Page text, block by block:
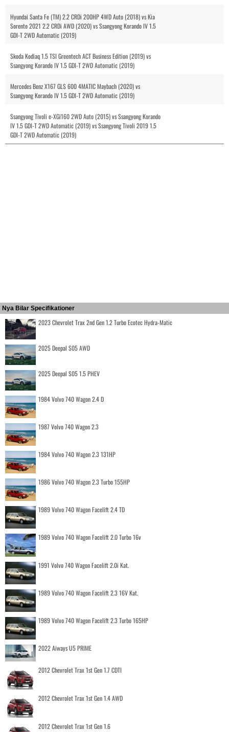
Hyundai Santa Fe (TM) 2.2 CRDi 200HP 4WD Auto (2018) vs Kia
Sorento 2021 2.2 CRDi AWD (2020) vs Ssangyong Korando IV 1.5
GDI-T 2WD Automatic (2019)
Skoda Kodiaq 1.5 TSI Greentech ACT Business Edition (2019) vs
Ssangyong Korando IV 1.5 GDI-T 2WD Automatic (2019)
Mercedes Benz X167 GLS 600 4MATIC Maybach (2020) vs
Ssangyong Korando IV 1.5 GDI-T 2WD Automatic (2019)
Ssangyong Tivoli e-XGi160 2WD Auto (2015) vs Ssangyong Korando
IV 1.5 GDI-T 2WD Automatic (2019) vs Ssangyong Tivoli 2019 1.5
GDI-T 2WD Automatic (2019)
Nya Bilar Specifikationer
2023 Chevrolet Trax 2nd Gen 1.2 Turbo Ecotec Hydra-Matic
2025 Deepal S05 AWD
2025 Deepal S05 1.5 PHEV
1984 Volvo 740 Wagon 2.4 D
1987 Volvo 740 Wagon 2.3
1984 Volvo 740 Wagon 2.3 131HP
1986 Volvo 740 Wagon 2.3 Turbo 155HP
1989 Volvo 740 Wagon Facelift 2.4 TD
1989 Volvo 740 Wagon Facelift 2.0 Turbo 16v
1991 Volvo 740 Wagon Facelift 2.0i Kat.
1989 Volvo 740 Wagon Facelift 2.3 16V Kat.
1989 Volvo 740 Wagon Facelift 2.3 Turbo 165HP
2022 Aiways U5 PRIME
2012 Chevrolet Trax 1st Gen 1.7 CDTI
2012 Chevrolet Trax 1st Gen 1.4 AWD
2012 Chevrolet Trax 1st Gen 1.6